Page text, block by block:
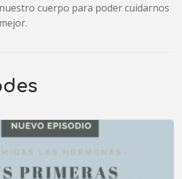
cuerpo para poder cuidarnos